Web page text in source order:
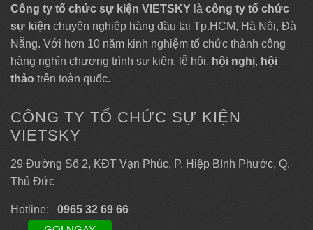
Công ty tổ chức sự kiện VIETSKY là công ty tổ chức
sự kiện chuyên nghiệp hàng đầu tại Tp.HCM, Hà Nội, Đà
Nẵng. Với hơn 10 năm kinh nghiệm tổ chức thành công
hàng nghìn chương trình sự kiện, lễ hội, hội nghị, hội
thảo trên toàn quốc.
CÔNG TY TỔ CHỨC SỰ KIỆN
VIETSKY
29 Đường Số 2, KĐT Vạn Phúc, P. Hiệp Bình Phước, Q.
Thủ Đức
Hotline: 0965 32 69 66